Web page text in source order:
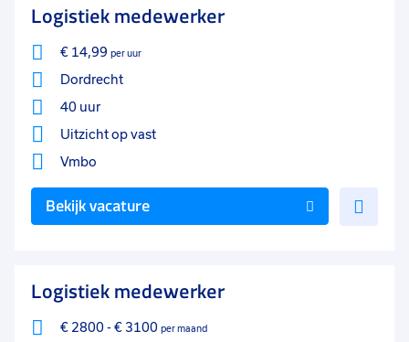
Logistiek medewerker
€ 14,99 per uur
Dordrecht
40 uur
Uitzicht op vast
Vmbo
Bekijk vacature
Logistiek medewerker
€ 2800- € 3100 per maand